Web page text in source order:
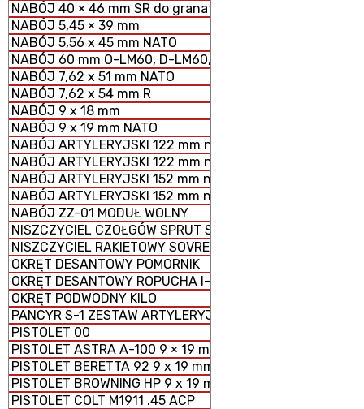
NABÓJ 40 × 46 mm SR do granatników
NABÓJ 5,45 × 39 mm
NABÓJ 5,56 x 45 mm NATO
NABÓJ 60 mm O-LM60, D-LM60, S-LM60 MOŹDZIERZOWY
NABÓJ 7,62 x 51 mm NATO
NABÓJ 7,62 x 54 mm R
NABÓJ 9 x 18 mm
NABÓJ 9 x 19 mm NATO
NABÓJ ARTYLERYJSKI 122 mm nabój HE z ładunkiem
NABÓJ ARTYLERYJSKI 122 mm nabój HE z ładunkiem
NABÓJ ARTYLERYJSKI 152 mm nabój HE z ładunkiem
NABÓJ ARTYLERYJSKI 152 mm nabój HE z ładunkiem
NABÓJ ZZ-01 MODUŁ WOLNY
NISZCZYCIEL CZOŁGÓW SPRUT SD-2S25M
NISZCZYCIEL RAKIETOWY SOVREMENNY
OKRĘT DESANTOWY POMORNIK
OKRĘT DESANTOWY ROPUCHA I-II
OKRĘT PODWODNY KILO
PANCYR S-1 ZESTAW ARTYLERYJSKO - RAKIETOWY
PISTOLET 00
PISTOLET ASTRA A-100 9 × 19 mm
PISTOLET BERETTA 92 9 x 19 mm
PISTOLET BROWNING HP 9 x 19 mm
PISTOLET COLT M1911 .45 ACP